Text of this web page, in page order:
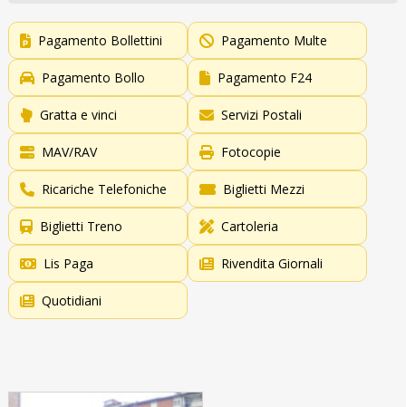
Pagamento Bollettini Pagamento Multe
Pagamento Bollo Pagamento F24
Gratta e vinci Servizi Postali
MAV/RAV Fotocopie
Ricariche Telefoniche Biglietti Mezzi
Biglietti Treno Cartoleria
Lis Paga Rivendita Giornali
Quotidiani